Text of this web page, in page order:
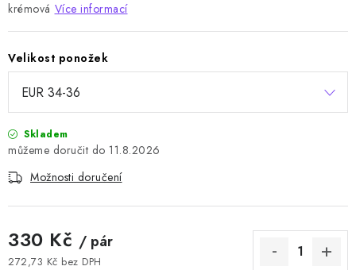
krémová Více informací
Velikost ponožek
Skladem
11.8.2026
Možnosti doručení
330 Kč / pár
272,73 Kč bez DPH